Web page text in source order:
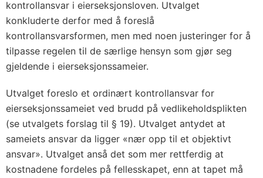
kontrollansvar i eierseksjonsloven. Utvalget
konkluderte derfor med å foreslå
kontrollansvarsformen, men med noen justeringer for å
tilpasse regelen til de særlige hensyn som gjør seg
gjeldende i eierseksjonssameier.
Utvalget foreslo et ordinært kontrollansvar for
eierseksjonssameiet ved brudd på vedlikeholdsplikten
(se utvalgets forslag til § 19). Utvalget antydet at
sameiets ansvar da ligger «nær opp til et objektivt
ansvar». Utvalget anså det som mer rettferdig at
kostnadene fordeles på fellesskapet, enn at tapet må